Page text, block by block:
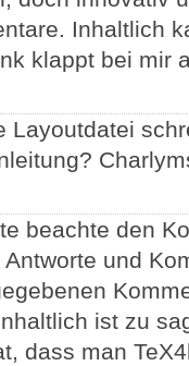
Inhaltlich
klappt bei mir
Layoutdatei
beachte den
und
ist zu
dass man